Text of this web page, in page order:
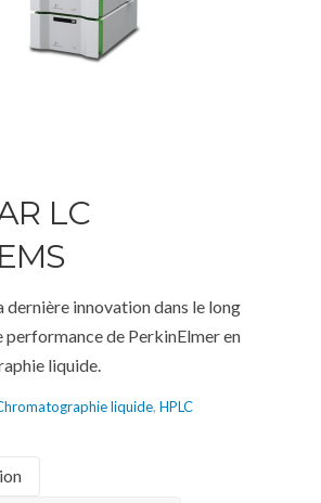
LC
dernière innovation dans le long
performance de PerkinElmer en
liquide.
liquide, HPLC